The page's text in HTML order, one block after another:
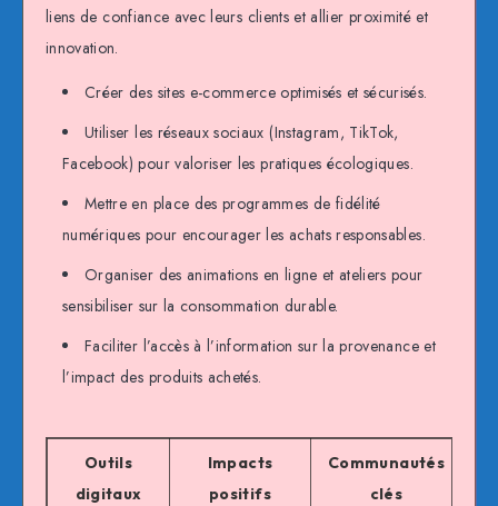
liens de confiance avec leurs clients et allier proximité et
innovation.
Créer des sites e-commerce optimisés et sécurisés.
Utiliser les réseaux sociaux (Instagram, TikTok,
Facebook) pour valoriser les pratiques écologiques.
Mettre en place des programmes de fidélité
numériques pour encourager les achats responsables.
Organiser des animations en ligne et ateliers pour
sensibiliser sur la consommation durable.
Faciliter l’accès à l’information sur la provenance et
l’impact des produits achetés.
Outils
digitaux
Impacts
positifs
Communautés
clés